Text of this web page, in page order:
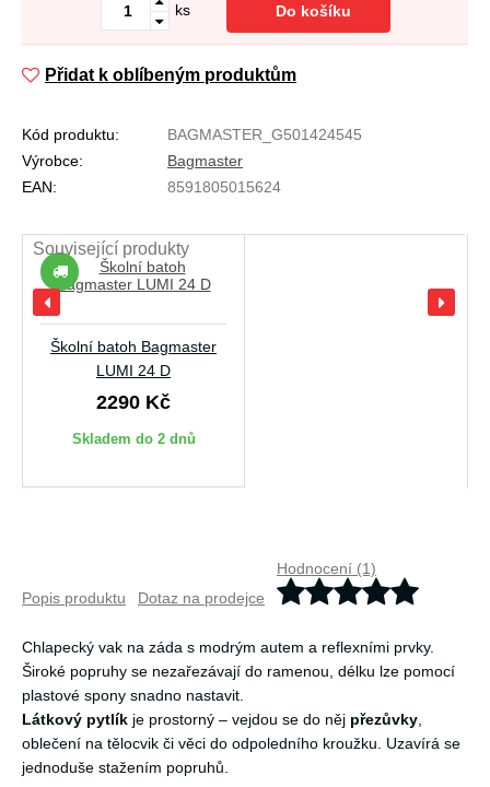
ks Do košíku
Přidat k oblíbeným produktům
Kód produktu:
BAGMASTER_G501424545
Výrobce:
Bagmaster
EAN:
8591805015624
Související produkty
Školní batoh Bagmaster
LUMI 24 D
2290 Kč
Skladem do 2 dnů
Popis produktu Dotaz na prodejce
Hodnocení (1)
Chlapecký vak na záda s modrým autem a reflexními prvky.
Široké popruhy se nezařezávají do ramenou, délku lze pomocí
plastové spony snadno nastavit.
Látkový pytlík je prostorný – vejdou se do něj přezůvky,
oblečení na tělocvik či věci do odpoledního kroužku. Uzavírá se
jednoduše stažením popruhů.